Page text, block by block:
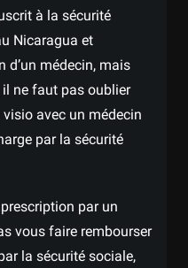
à la sécurité
Nicaragua et
d’un médecin, mais
ne faut pas oublier
avec un médecin
par la sécurité
par un
vous faire rembourser
la sécurité sociale,